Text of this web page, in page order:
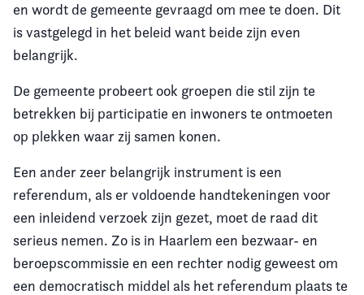
en wordt de gemeente gevraagd om mee te doen. Dit
is vastgelegd in het beleid want beide zijn even
belangrijk.
De gemeente probeert ook groepen die stil zijn te
betrekken bij participatie en inwoners te ontmoeten
op plekken waar zij samen konen.
Een ander zeer belangrijk instrument is een
referendum, als er voldoende handtekeningen voor
een inleidend verzoek zijn gezet, moet de raad dit
serieus nemen. Zo is in Haarlem een bezwaar- en
beroepscommissie en een rechter nodig geweest om
een democratisch middel als het referendum plaats te